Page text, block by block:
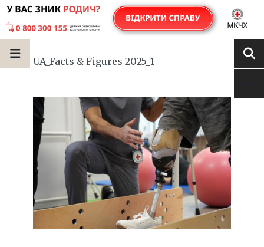
UA_Facts & Figures 2025_1